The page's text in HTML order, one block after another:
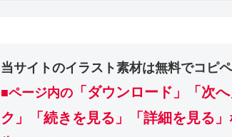
当サイトのイラスト素材は無料でコピペ
■ページ内の 「ダウンロード」
「次
ク」「続きを見る」「詳細を見る」